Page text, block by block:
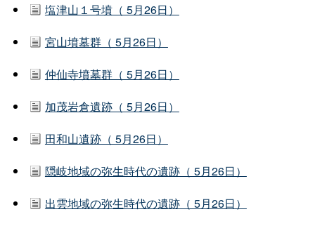
塩津山１号墳（ 5月26日）
宮山墳墓群（ 5月26日）
仲仙寺墳墓群（ 5月26日）
加茂岩倉遺跡（ 5月26日）
田和山遺跡（ 5月26日）
隠岐地域の弥生時代の遺跡（ 5月26日）
出雲地域の弥生時代の遺跡（ 5月26日）